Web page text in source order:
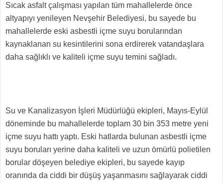
Sıcak asfalt çalışması yapılan tüm mahallelerde önce
altyapıyı yenileyen Nevşehir Belediyesi, bu sayede bu
mahallelerde eski asbestli içme suyu borularından
kaynaklanan su kesintilerini sona erdirerek vatandaşlara
daha sağlıklı ve kaliteli içme suyu temini sağladı.
Su ve Kanalizasyon İşleri Müdürlüğü ekipleri, Mayıs-Eylül
döneminde bu mahallelerde toplam 30 bin 353 metre yeni
içme suyu hattı yaptı. Eski hatlarda bulunan asbestli içme
suyu boruları yerine daha kaliteli ve uzun ömürlü polietilen
borular döşeyen belediye ekipleri, bu sayede kayıp
oranında da ciddi bir düşüş yaşanmasını sağlayarak ciddi